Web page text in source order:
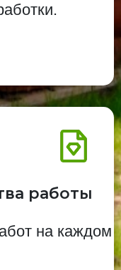
работы
на каждом